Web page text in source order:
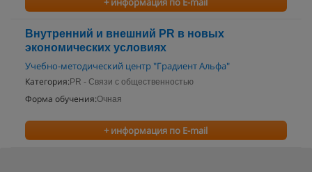
Внутренний и внешний PR в новых
экономических условиях
Учебно-методический центр "Градиент Альфа"
Категория: PR - Связи с общественностью
Форма обучения:Очная
+ информация по E-mail